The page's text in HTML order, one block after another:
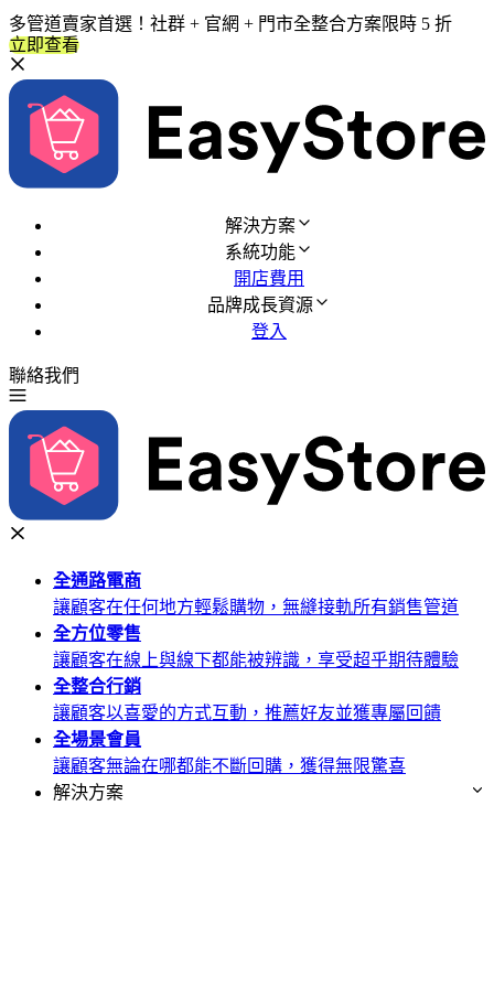
多管道賣家首選！社群 + 官網 + 門市全整合方案限時 5 折
立即查看
解決方案
系統功能
開店費用
品牌成長資源
登入
聯絡我們
全通路電商
讓顧客在任何地方輕鬆購物，無縫接軌所有銷售管道
全方位零售
讓顧客在線上與線下都能被辨識，享受超乎期待體驗
全整合行銷
讓顧客以喜愛的方式互動，推薦好友並獲專屬回饋
全場景會員
讓顧客無論在哪都能不斷回購，獲得無限驚喜
解決方案